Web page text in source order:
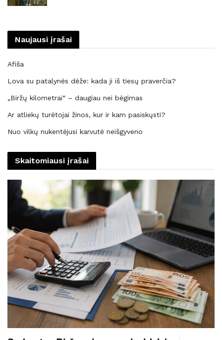
Naujausi įrašai
Afiša
Lova su patalynės dėže: kada ji iš tiesų praverčia?
„Biržų kilometrai“ – daugiau nei bėgimas
Ar atliekų turėtojai žinos, kur ir kam pasiskųsti?
Nuo vilkų nukentėjusi karvutė neišgyveno
Skaitomiausi įrašai